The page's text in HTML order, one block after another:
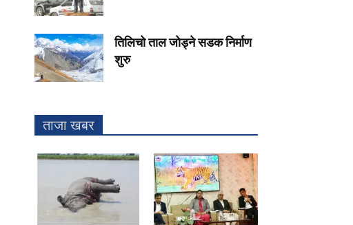
तिलिचो ताल जोड्ने सडक निर्माण
शुरु
ताजा खबर